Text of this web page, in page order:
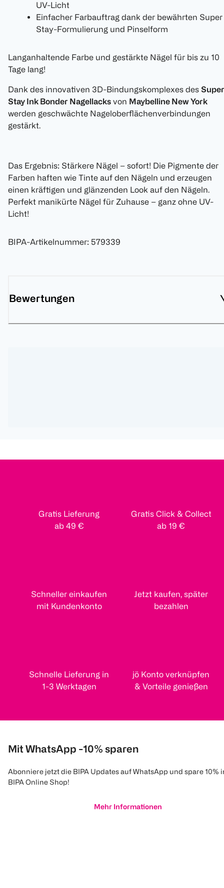
UV-Licht
Einfacher Farbauftrag dank der bewährten Super
Stay-Formulierung und Pinselform
Langanhaltende Farbe und gestärkte Nägel für bis zu 10
Tage lang!
Dank des innovativen 3D-Bindungskomplexes des Super
Stay Ink Bonder Nagellacks von Maybelline New York
werden geschwächte Nageloberflächenverbindungen
gestärkt.
Das Ergebnis: Stärkere Nägel – sofort! Die Pigmente der
Farben haften wie Tinte auf den Nägeln und erzeugen
einen kräftigen und glänzenden Look auf den Nägeln.
Perfekt manikürte Nägel für Zuhause – ganz ohne UV-
Licht!
BIPA-Artikelnummer: 579339
Bewertungen
Gratis Lieferung
ab 49 €
Gratis Click & Collect
ab 19 €
Schneller einkaufen
mit Kundenkonto
Jetzt kaufen, später
bezahlen
Schnelle Lieferung in
1-3 Werktagen
jö Konto verknüpfen
& Vorteile genießen
Mit WhatsApp -10% sparen
Abonniere jetzt die BIPA Updates auf WhatsApp und spare 10%
BIPA Online Shop!
Mehr Informationen